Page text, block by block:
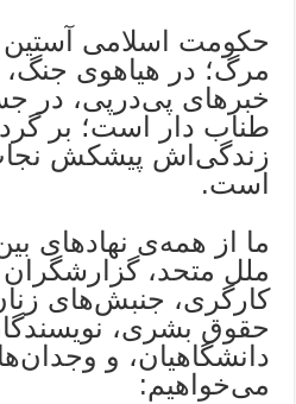
حکومت اسلامی آستین
مرگ؛ در هیاهوی
خبرهای پی‌درپی، در
طناب دار است؛ بر
زندگی‌اش پیشکش
است.
ما از همه‌ی نهادهای
ملل متحد، گزارشگران
کارگری، جنبش‌های
حقوق بشری،
دانشگاهیان، و
می‌خواهیم: